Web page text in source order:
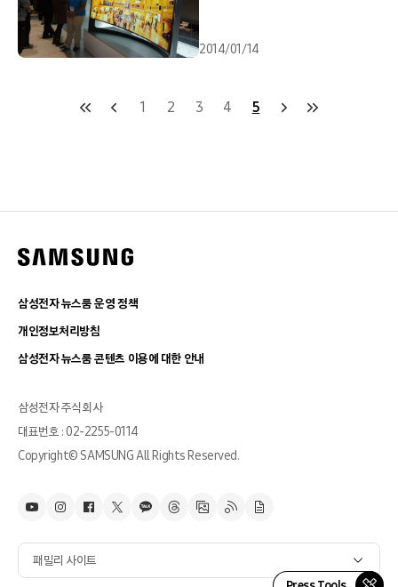
2014/01/14
1 2 3 4 5
삼성전자 뉴스룸 운영 정책
개인정보처리방침
삼성전자 뉴스룸 콘텐츠 이용에 대한 안내
삼성전자 주식회사
대표번호 : 02-2255-0114
Copyright© SAMSUNG All Rights Reserved.
패밀리 사이트